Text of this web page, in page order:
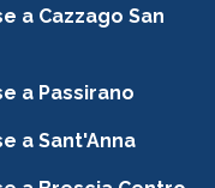
a Cazzago San
a Passirano
a Sant'Anna